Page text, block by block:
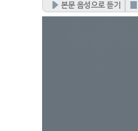
본문 음성으로 듣기